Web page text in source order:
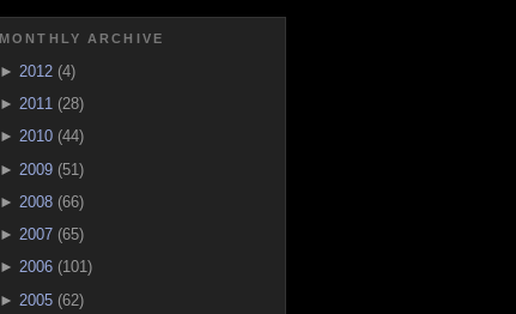
MONTHLY ARCHIVE
► 2012 (4)
► 2011 (28)
► 2010 (44)
► 2009 (51)
► 2008 (66)
► 2007 (65)
► 2006 (101)
► 2005 (62)